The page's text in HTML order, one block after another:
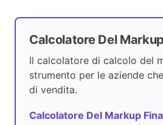
Calcolatore Del
Il calcolatore di calcolo del
strumento per le aziende
di vendita.
Calcolatore Del Markup